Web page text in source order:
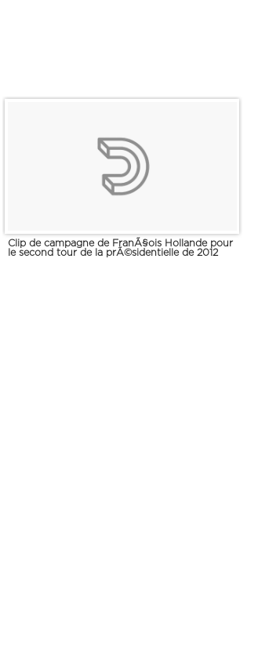
Clip de campagne de FranÃ§ois Hollande pour
le second tour de la prÃ©sidentielle de 2012